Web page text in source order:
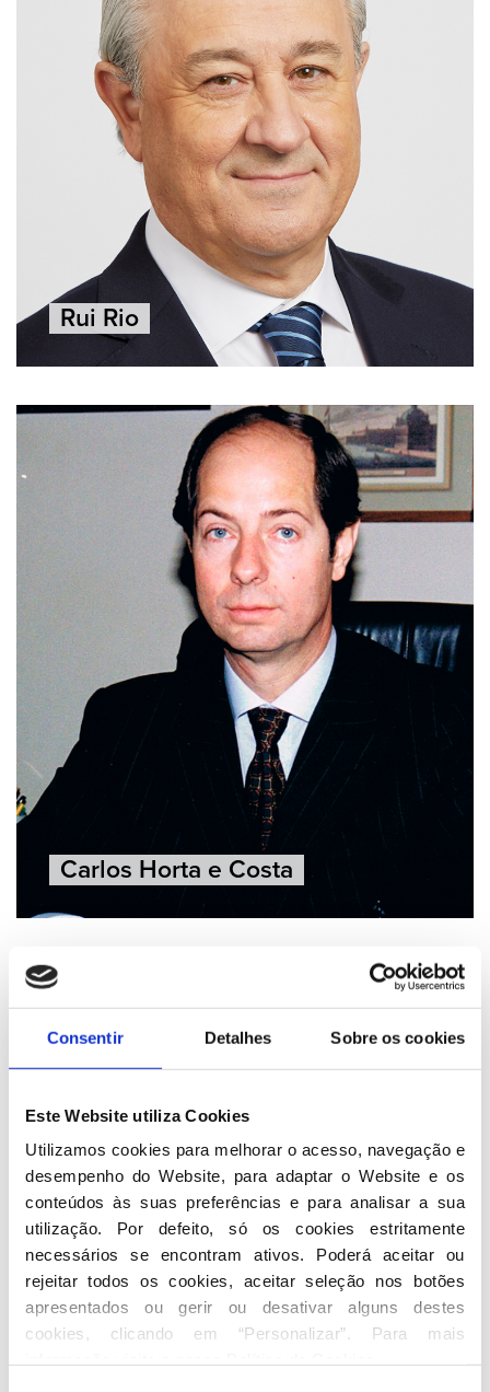
Consentir Detalhes Sobre os cookies
Este Website utiliza Cookies
Utilizamos cookies para melhorar o acesso, navegação e
desempenho do Website, para adaptar o Website e os
conteúdos às suas preferências e para analisar a sua
utilização. Por defeito, só os cookies estritamente
necessários se encontram ativos. Poderá aceitar ou
rejeitar todos os cookies, aceitar seleção nos botões
apresentados ou gerir ou desativar alguns destes
cookies, clicando em “Personalizar”. Para mais
Rui Rio
Carlos Horta e Costa